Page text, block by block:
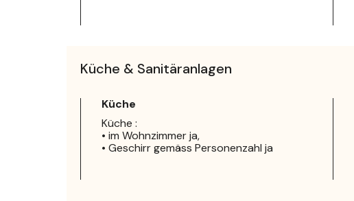
Küche & Sanitäranlagen
Küche
Küche :
• im Wohnzimmer ja,
• Geschirr gemäss Personenzahl ja